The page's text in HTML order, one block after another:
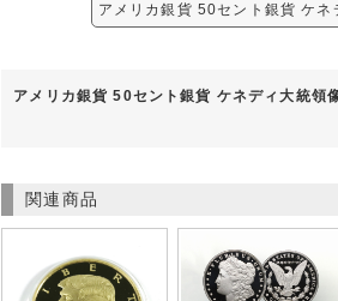
アメリカ銀貨 50セント銀貨 ケ
アメリカ銀貨 50セント銀貨 ケネディ大統領
関連商品